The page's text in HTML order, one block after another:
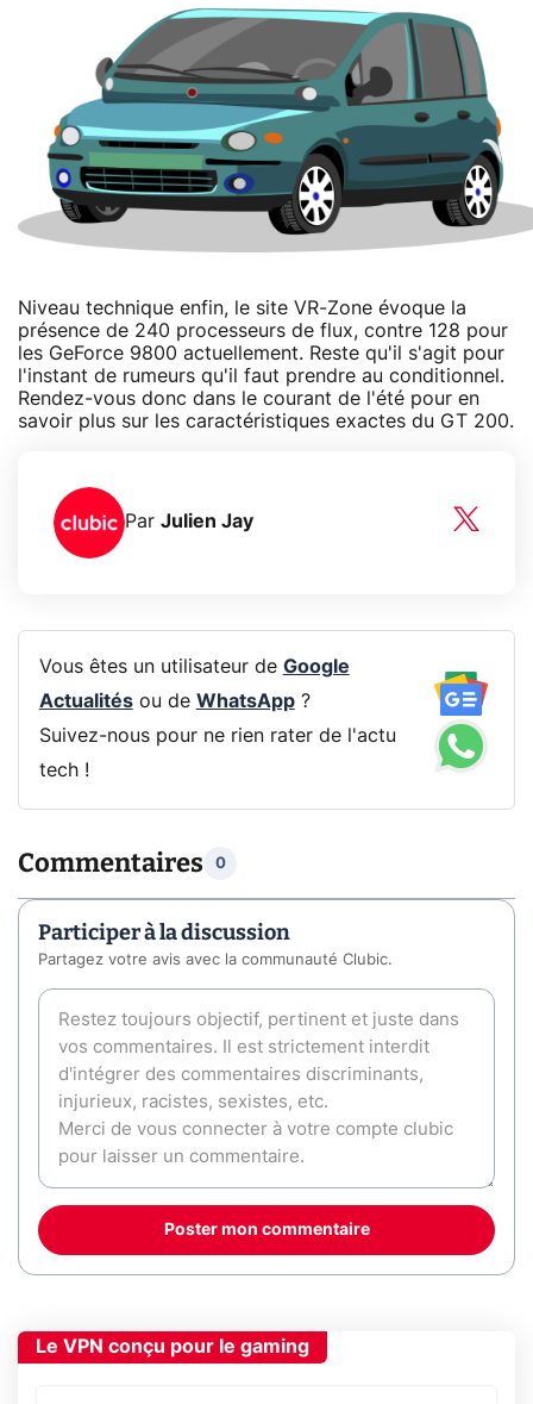
Niveau technique enfin, le site VR-Zone évoque la
présence de 240 processeurs de flux, contre 128 pour
les GeForce 9800 actuellement. Reste qu'il s'agit pour
l'instant de rumeurs qu'il faut prendre au conditionnel.
Rendez-vous donc dans le courant de l'été pour en
savoir plus sur les caractéristiques exactes du GT 200.
Par Julien Jay
Vous êtes un utilisateur de Google
Actualitésou de WhatsApp?
Suivez-nous pour ne rien rater de l'actu
tech !
Commentaires 0
Participer à la discussion
Partagez votre avis avec la communauté Clubic.
Poster mon commentaire
Le VPN conçu pour le gaming